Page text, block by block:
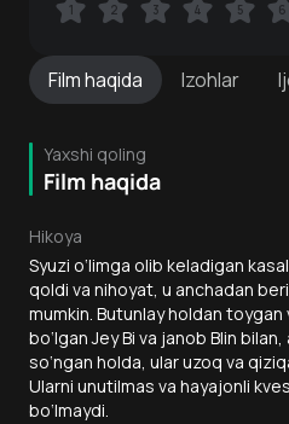
Filmhaqida Izohlar
Yaxshi qoling
Film haqida
Hikoya
Syuzi o‘limga olib keladigan
qoldi va nihoyat, u anchadan
mumkin. Butunlay holdan
bo‘lgan Jey Bi va janob Blin
so‘ngan holda, ular uzoq va
Ularni unutilmas va hayajonli
bo‘lmaydi.
1 2 3 4 5 6
1 2 3 4 5 6